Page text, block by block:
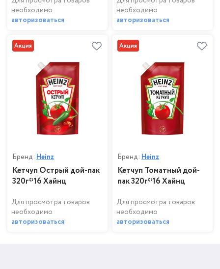
необходимо
авторизоваться
необходимо
авторизоваться
Акция
Бренд: Heinz
Кетчуп Острый дой-пак
320г*16 Хайнц
Для просмотра товаров
необходимо
авторизоваться
Акция
Бренд: Heinz
Кетчуп Томатный дой-
пак 320г*16 Хайнц
Для просмотра товаров
необходимо
авторизоваться